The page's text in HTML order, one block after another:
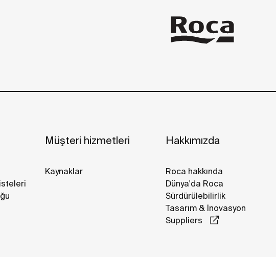
Müşteri hizmetleri
Kaynaklar
Hakkımızda
Roca hakkında
Dünya'da Roca
Sürdürülebilirlik
Tasarım & İnovasyon
Suppliers